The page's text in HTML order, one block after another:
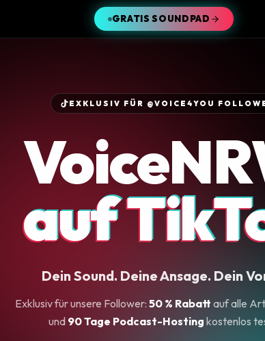
GRATIS SOUNDPAD
EXKLUSIV FÜR @VOICE4YOU
auf
auf
auf
Dein Sound. Deine Ansage. Dein
Exklusiv für unsere Follower: 50 % Rabatt auf alle
und 90 Tage Podcast-Hosting kostenlos